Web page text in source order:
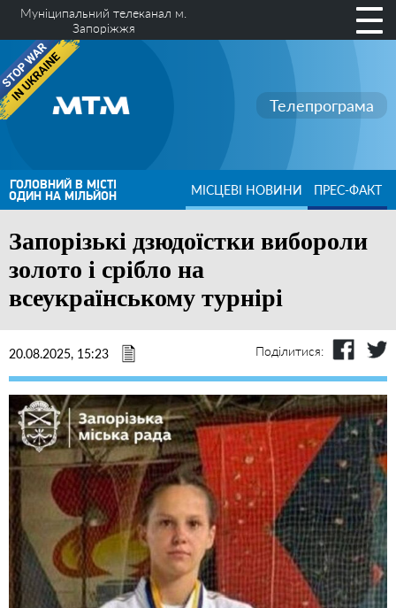
Муніципальний телеканал м.
Запоріжжя
Телепрограма
ГОЛОВНИЙ В МІСТІ
ОДИН НА МІЛЬЙОН МІСЦЕВІ НОВИНИ ПРЕС-ФАКТ
Запорізькі дзюдоїстки вибороли
золото і срібло на
всеукраїнському турнірі
20.08.2025, 15:23 Поділитися: